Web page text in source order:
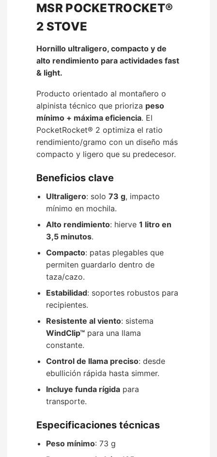
MSR POCKETROCKET®
2 STOVE
Hornillo ultraligero, compacto y de
alto rendimiento para actividades fast
& light.
Producto orientado al montañero o
alpinista técnico que prioriza peso
mínimo + máxima eficiencia. El
PocketRocket® 2 optimiza el ratio
rendimiento/gramo con un diseño más
compacto y ligero que su predecesor.
Beneficios clave
Ultraligero: solo 73 g, impacto
mínimo en mochila.
Alto rendimiento: hierve 1 litro en
3,5 minutos.
Compacto: patas plegables que
permiten guardarlo dentro de
taza/cazo.
Estabilidad: soportes robustos para
recipientes.
Resistente al viento: sistema
WindClip™ para una llama
constante.
Control de llama preciso: desde
ebullición rápida hasta simmer.
Incluye funda rígida para
transporte.
Especificaciones técnicas
Peso mínimo: 73 g